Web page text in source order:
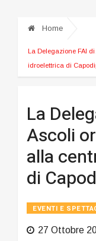
Home
La Delegazione FAI
idroelettrica di
La
Ascoli
alla
di
EVENTI E
27 Ottobre